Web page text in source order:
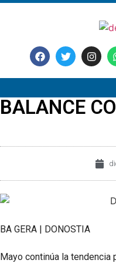
BALANCE
BA GERA | DONOSTIA
Mayo continúa la